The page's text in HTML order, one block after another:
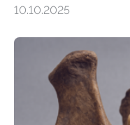
Vulkan? Was passiert
erzeugt durch
Schlote einen Weg
Miriam Christina
Johannes Gutenberg-
Team haben am
10.10.2025